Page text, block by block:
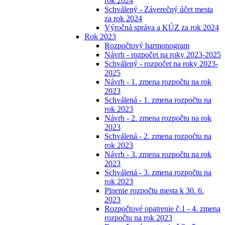
Schválený - Záverečný účet mesta
za rok 2024
Výročná správa a KÚZ za rok 2024
Rok 2023
Rozpočtový harmonogram
Návrh - rozpočet na roky 2023-2025
Schválený - rozpočet na roky 2023-
2025
Návrh - 1. zmena rozpočtu na rok
2023
Schválená - 1. zmena rozpočtu na
rok 2023
Návrh - 2. zmena rozpočtu na rok
2023
Schválená - 2. zmena rozpočtu na
rok 2023
Návrh - 3. zmena rozpočtu na rok
2023
Schválená - 3. zmena rozpočtu na
rok 2023
Plnenie rozpočtu mesta k 30. 6.
2023
Rozpočtové opatrenie č.1 - 4. zmena
rozpočtu na rok 2023